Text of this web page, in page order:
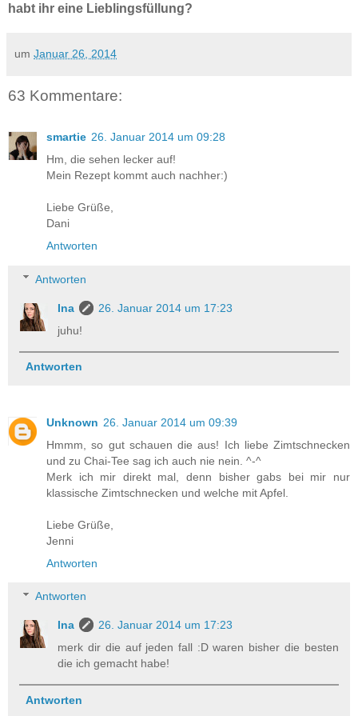
habt ihr eine Lieblingsfüllung?
um Januar 26, 2014
63 Kommentare:
smartie 26. Januar 2014 um 09:28
Hm, die sehen lecker auf!
Mein Rezept kommt auch nachher:)
Liebe Grüße,
Dani
Antworten
Antworten
Ina
26. Januar 2014 um 17:23
juhu!
Antworten
Unknown 26. Januar 2014 um 09:39
Hmmm, so gut schauen die aus! Ich liebe Zimtschnecken
und zu Chai-Tee sag ich auch nie nein. ^-^
Merk ich mir direkt mal, denn bisher gabs bei mir nur
klassische Zimtschnecken und welche mit Apfel.
Liebe Grüße,
Jenni
Antworten
Antworten
Ina
26. Januar 2014 um 17:23
merk dir die auf jeden fall :D waren bisher die besten
die ich gemacht habe!
Antworten